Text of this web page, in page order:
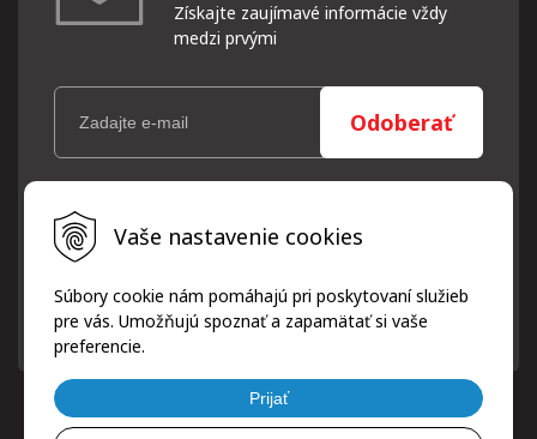
Vaše nastavenie cookies
Súbory cookie nám pomáhajú pri poskytovaní služieb
pre vás. Umožňujú spoznať a zapamätať si vaše
preferencie.
Prijať
Získajte zaujímavé informácie vždy
medzi prvými
Odoberať
Vaše osobné údaje (email) budeme spracovávať len za týmto
účelom v súlade s platnou legislatívou a zásadami ochrany
osobných údajov. Súhlas potvrdíte kliknutím na odkaz, ktorý
písomne, emailom alebo kliknutím na odkaz z ktoréhokoľvek
informačného emailu.